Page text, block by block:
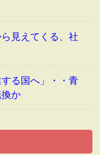
見えてくる、社
る国へ」・・青
か